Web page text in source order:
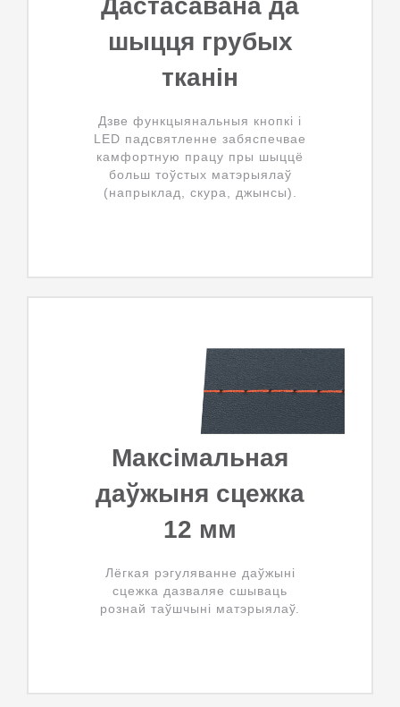
шыцця грубых
тканін
Дзве функцыянальныя кнопкі і
LED падсвятленне забяспечвае
камфортную працу пры шыццё
больш тоўстых матэрыялаў
(напрыклад, скура, джынсы).
Максімальная
даўжыня сцежка
12 мм
Лёгкая рэгуляванне даўжыні
сцежка дазваляе сшываць
рознай таўшчыні матэрыялаў.